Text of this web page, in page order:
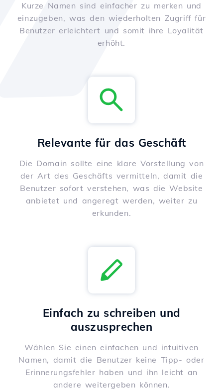
Kurze Namen sind einfacher zu merken und
einzugeben, was den wiederholten Zugriff für
Benutzer erleichtert und somit ihre Loyalität
erhöht.
Relevante für das Geschäft
Die Domain sollte eine klare Vorstellung von
der Art des Geschäfts vermitteln, damit die
Benutzer sofort verstehen, was die Website
anbietet und angeregt werden, weiter zu
erkunden.
Einfach zu schreiben und
auszusprechen
Wählen Sie einen einfachen und intuitiven
Namen, damit die Benutzer keine Tipp- oder
Erinnerungsfehler haben und ihn leicht an
andere weitergeben können.